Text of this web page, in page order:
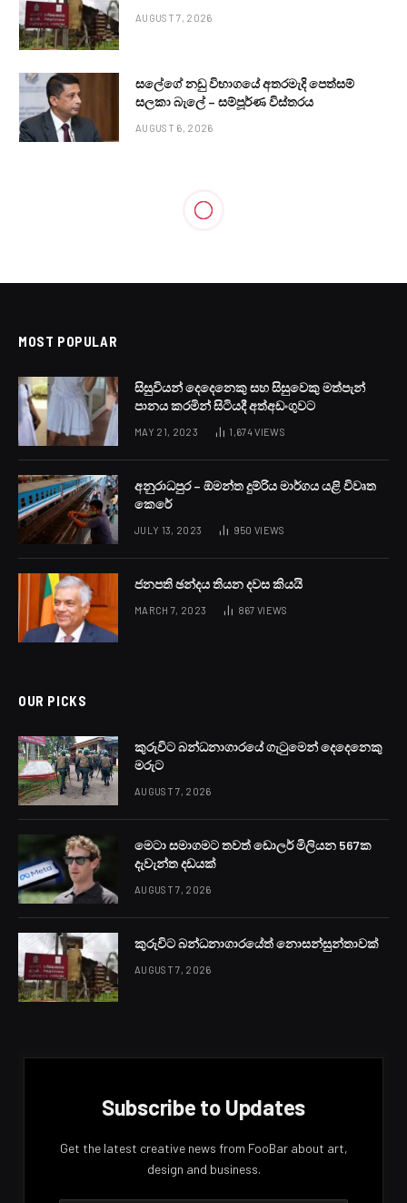
AUGUST 7, 2026
සලේගේ නඩු විභාගයේ අතරමැදි පෙත්සම්
සලකා බැලේ – සම්පූර්ණ විස්තරය
AUGUST 6, 2026
MOST POPULAR
සිසුවියන් දෙදෙනෙකු සහ සිසුවෙකු මත්පැන්
පානය කරමින් සිටියදී අත්අඩංගුවට
MAY 21, 2023 1,674VIEWS
අනුරාධපුර – ඕමන්ත දුම්රිය මාර්ගය යළි විවෘත
කෙරේ
JULY 13, 2023 950 VIEWS
ජනපති ඡන්දය තියන දවස කියයි
MARCH 7, 2023 867 VIEWS
OUR PICKS
කුරුවිට බන්ධනාගාරයේ ගැටුමෙන් දෙදෙනෙකු
මරුට
AUGUST 7, 2026
මෙටා සමාගමට තවත් ඩොලර් මිලියන 567ක
දැවැන්ත දඩයක්
AUGUST 7, 2026
කුරුවිට බන්ධනාගාරයේත් නොසන්සුන්තාවක්
AUGUST 7, 2026
Subscribe to Updates
Get the latest creative news from FooBar about art,
design and business.